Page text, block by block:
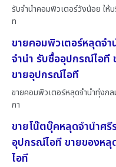
รับจำนำคอมพิวเตอร์วังน้อย ให้
ท
ขายคอมพิวเตอร์หลุดจ
จำนำ รับซื้ออุปกรณ์ไอที
ขายอุปกรณ์ไอที
ขายคอมพิวเตอร์หลุดจำนำทุ่งก
กา
ขายโน๊ตบุ๊คหลุดจำนำศรี
อุปกรณ์ไอที ขายของห
ไอที